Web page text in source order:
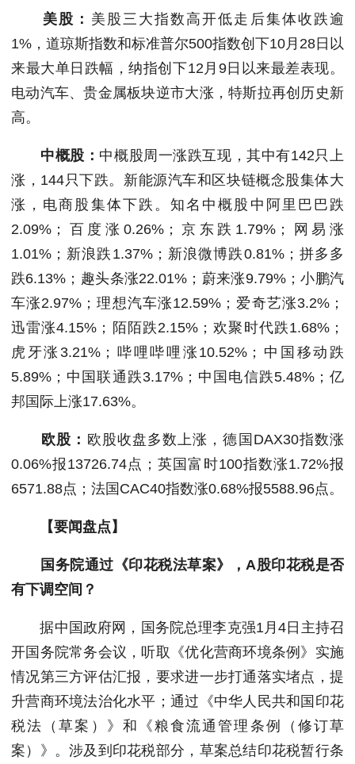
美股： 美股三大指数高开低走后集体收跌逾
1%，道琼斯指数和标准普尔500指数创下10月28日以
来最大单日跌幅，纳指创下12月9日以来最差表现。
电动汽车、贵金属板块逆市大涨，特斯拉再创历史新
高。
中概股： 中概股周一涨跌互现，其中有142只上
涨，144只下跌。新能源汽车和区块链概念股集体大
涨，电商股集体下跌。知名中概股中阿里巴巴跌
2.09%；百度涨0.26%；京东跌1.79%；网易涨
1.01%；新浪跌1.37%；新浪微博跌0.81%；拼多多
跌6.13%；趣头条涨22.01%；蔚来涨9.79%；小鹏汽
车涨2.97%；理想汽车涨12.59%；爱奇艺涨3.2%；
迅雷涨4.15%；陌陌跌2.15%；欢聚时代跌1.68%；
虎牙涨3.21%；哔哩哔哩涨10.52%；中国移动跌
5.89%；中国联通跌3.17%；中国电信跌5.48%；亿
邦国际上涨17.63%。
欧股： 欧股收盘多数上涨，德国DAX30指数涨
0.06%报13726.74点；英国富时100指数涨1.72%报
6571.88点；法国CAC40指数涨0.68%报5588.96点。
【要闻盘点】
国务院通过《印花税法草案》，A股印花税是否
有下调空间？
据中国政府网，国务院总理李克强1月4日主持召
开国务院常务会议，听取《优化营商环境条例》实施
情况第三方评估汇报，要求进一步打通落实堵点，提
升营商环境法治化水平；通过《中华人民共和国印花
税法（草案）》和《粮食流通管理条例（修订草
案）》。涉及到印花税部分，草案总结印花税暂行条